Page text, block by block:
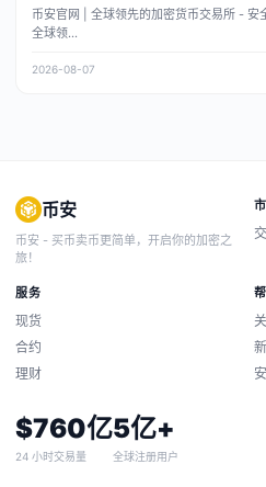
sufficient information about
SEO article in Chinese.
币安官网 | 全球领先的加密货币交易所 - 安全交易比
全球领...
2026-08-07
币安
币安 - 买币卖币更简单，开启你的加密之
旅！
服务
现货
合约
理财
$760亿
24 小时交易量
5亿+
全球注册用户